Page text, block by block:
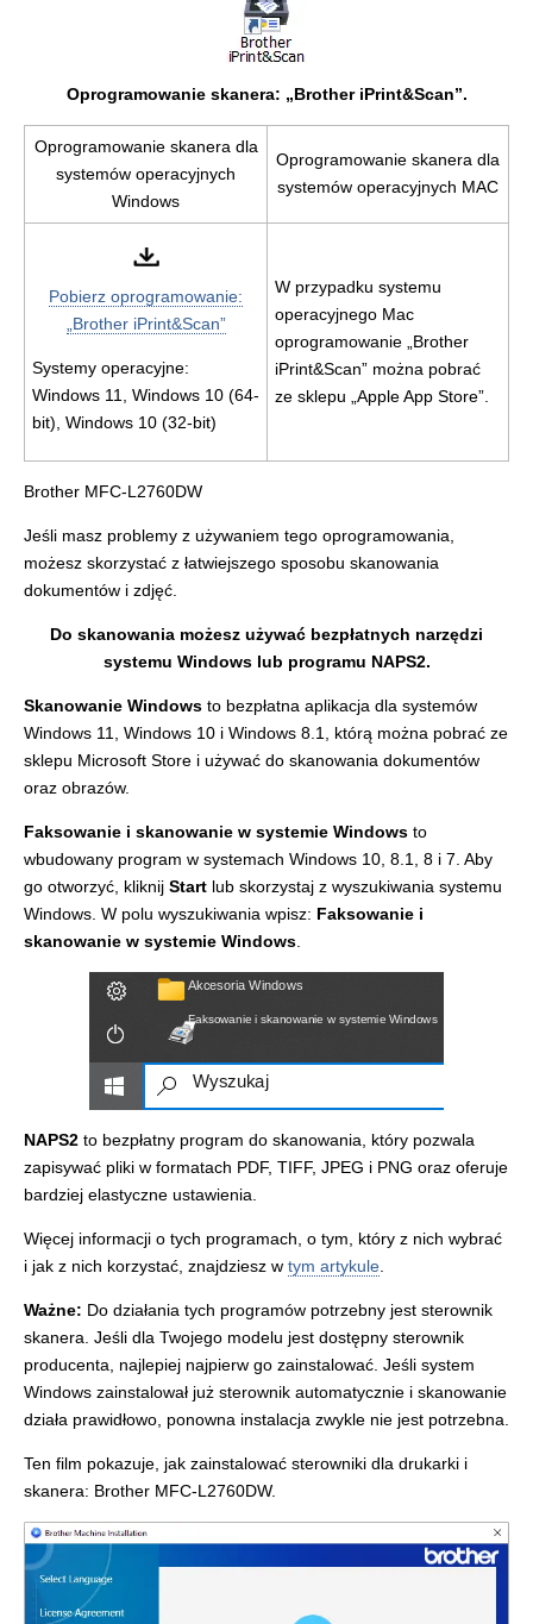
Oprogramowanie skanera: „Brother iPrint&Scan”.
Oprogramowanie skanera dla
systemów operacyjnych
Windows
Oprogramowanie skanera dla
systemów operacyjnych MAC
Pobierz oprogramowanie:
„Brother iPrint&Scan”
Systemy operacyjne:
Windows 11, Windows 10 (64-
bit), Windows 10 (32-bit)
W przypadku systemu
operacyjnego Mac
oprogramowanie „Brother
iPrint&Scan” można pobrać
ze sklepu „Apple App Store”.
Brother MFC-L2760DW
Jeśli masz problemy z używaniem tego oprogramowania,
możesz skorzystać z łatwiejszego sposobu skanowania
dokumentów i zdjęć.
Do skanowania możesz używać bezpłatnych narzędzi
systemu Windows lub programu NAPS2.
Skanowanie Windows to bezpłatna aplikacja dla systemów
Windows 11, Windows 10 i Windows 8.1, którą można pobrać ze
sklepu Microsoft Store i używać do skanowania dokumentów
oraz obrazów.
Faksowanie i skanowanie w systemie Windows to
wbudowany program w systemach Windows 10, 8.1, 8 i 7. Aby
go otworzyć, kliknij Start lub skorzystaj z wyszukiwania systemu
Windows. W polu wyszukiwania wpisz: Faksowanie i
skanowanie w systemie Windows
NAPS2 to bezpłatny program do skanowania, który pozwala
zapisywać pliki w formatach PDF, TIFF, JPEG i PNG oraz oferuje
bardziej elastyczne ustawienia.
Więcej informacji o tych programach, o tym, który z nich wybrać
i jak z nich korzystać, znajdziesz w tym artykule
Ważne: Do działania tych programów potrzebny jest sterownik
skanera. Jeśli dla Twojego modelu jest dostępny sterownik
producenta, najlepiej najpierw go zainstalować. Jeśli system
Windows zainstalował już sterownik automatycznie i skanowanie
działa prawidłowo, ponowna instalacja zwykle nie jest potrzebna.
Ten film pokazuje, jak zainstalować sterowniki dla drukarki i
skanera: Brother MFC-L2760DW.